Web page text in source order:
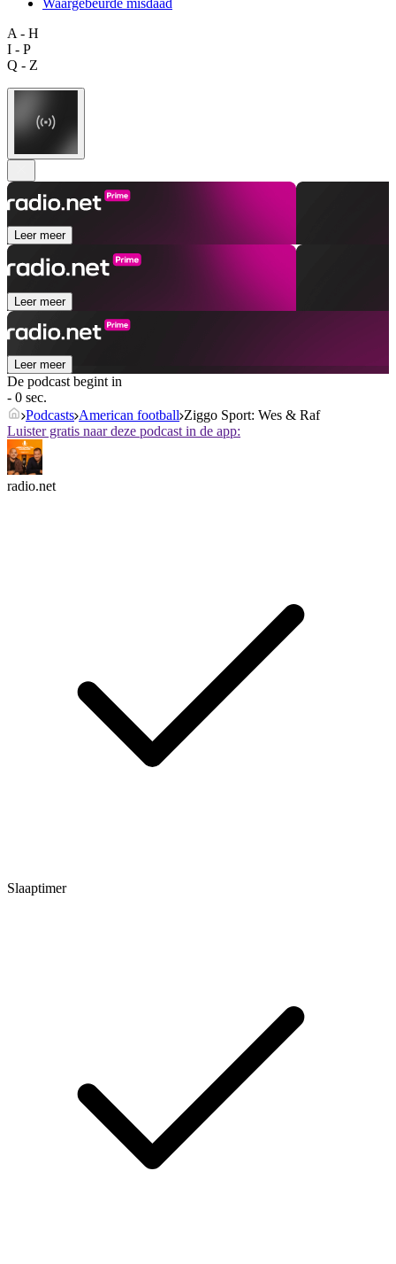
A - H
I - P
Q - Z
Leer meer
Leer meer
Leer meer
De podcast begint in
- 0 sec.
Podcasts American football Ziggo Sport: Wes & Raf
Luister gratis naar deze podcast in de app:
radio.net
Slaaptimer